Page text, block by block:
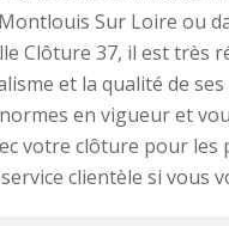
Sur Loire ou
Clôture 37, il est très
et la qualité de
en vigueur et
votre clôture pour les
clientèle si vous